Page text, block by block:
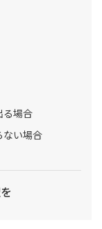
る場合
ない場合